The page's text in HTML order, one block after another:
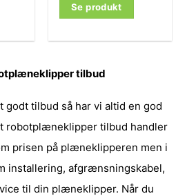
Se produkt
tilbud
godt tilbud så har vi altid en god
robotplæneklipper tilbud handler
prisen på plæneklipperen men i
installering, afgrænsningskabel,
til din plæneklipper. Når du